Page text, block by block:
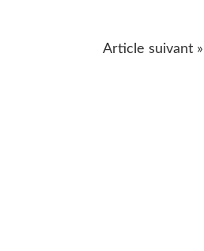
Article suivant »